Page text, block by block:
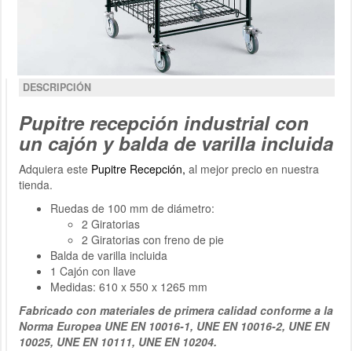
DESCRIPCIÓN
Pupitre recepción industrial con
un cajón y balda de varilla incluida
Adquiera este Pupitre Recepción, al mejor precio en nuestra
tienda.
Ruedas de 100 mm de diámetro:
2 Giratorias
2 Giratorias con freno de pie
Balda de varilla incluida
1 Cajón con llave
Medidas: 610 x 550 x 1265 mm
Fabricado con materiales de primera calidad conforme a la
Norma Europea UNE EN 10016-1, UNE EN 10016-2, UNE EN
10025, UNE EN 10111, UNE EN 10204.